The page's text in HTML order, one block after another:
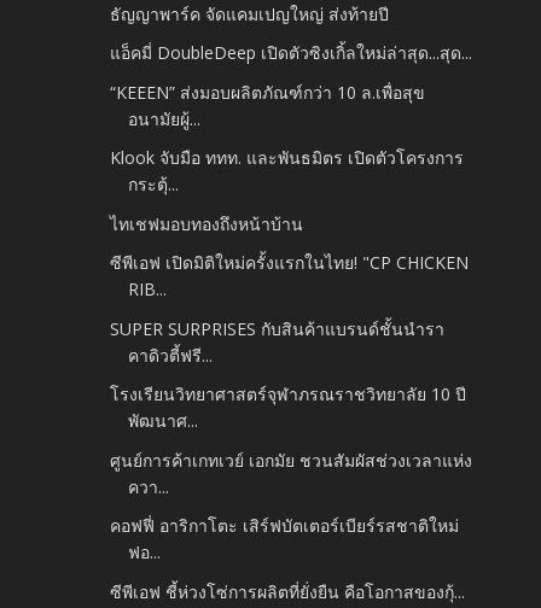
ธัญญาพาร์ค จัดแคมเปญใหญ่ ส่งท้ายปี
แอ็คมี่ DoubleDeep เปิดตัวซิงเกิ้ลใหม่ล่าสุด...สุด...
“KEEEN” ส่งมอบผลิตภัณฑ์กว่า 10 ล.เพื่อสุข
อนามัยผู้...
Klook จับมือ ททท. และพันธมิตร เปิดตัวโครงการ
กระตุ้...
ไทเชฟมอบทองถึงหน้าบ้าน
ซีพีเอฟ เปิดมิติใหม่ครั้งแรกในไทย! "CP CHICKEN
RIB...
SUPER SURPRISES กับสินค้าแบรนด์ชั้นนำรา
คาดิวตี้ฟรี...
โรงเรียนวิทยาศาสตร์จุฬาภรณราชวิทยาลัย 10 ปี
พัฒนาศ...
ศูนย์การค้าเกทเวย์ เอกมัย ชวนสัมผัสช่วงเวลาแห่ง
ควา...
คอฟฟี่ อาริกาโตะ เสิร์ฟบัตเตอร์เบียร์รสชาติใหม่
ฟอ...
ซีพีเอฟ ชี้ห่วงโซ่การผลิตที่ยั่งยืน คือโอกาสของกุ้...